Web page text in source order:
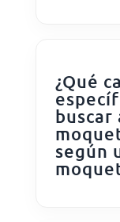
¿Qué
buscar
según